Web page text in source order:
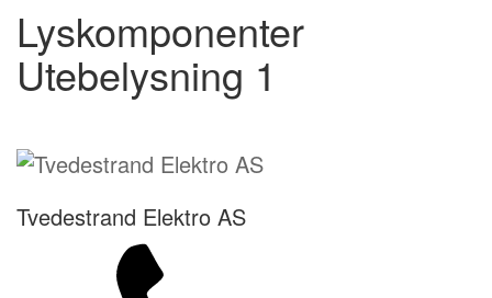
Lyskomponenter
Utebelysning 1
Tvedestrand Elektro AS